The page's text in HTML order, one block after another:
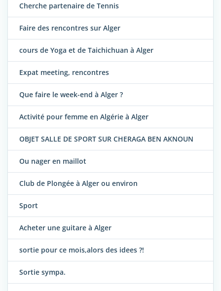
Cherche partenaire de Tennis
Faire des rencontres sur Alger
cours de Yoga et de Taichichuan à Alger
Expat meeting, rencontres
Que faire le week-end à Alger ?
Activité pour femme en Algérie à Alger
OBJET SALLE DE SPORT SUR CHERAGA BEN AKNOUN
Ou nager en maillot
Club de Plongée à Alger ou environ
Sport
Acheter une guitare à Alger
sortie pour ce mois,alors des idees ?!
Sortie sympa.